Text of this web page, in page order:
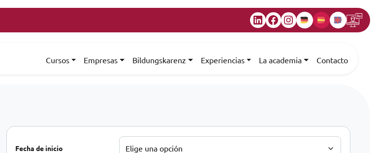
LinkedIn
Facebook
Instagram
Cursos Empresas Bildungskarenz Experiencias La academia Contacto
Fecha de inicio